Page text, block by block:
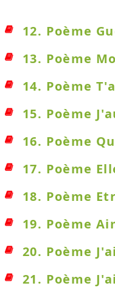
12. Poème
13. Poème
14. Poème
15. Poème
16. Poème
17. Poème
18. Poème
19. Poème
20. Poème
21. Poème